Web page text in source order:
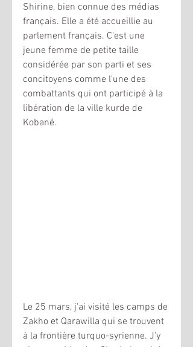
Shirine, bien connue des médias
français. Elle a été accueillie au
parlement français. C'est une
jeune femme de petite taille
considérée par son parti et ses
concitoyens comme l'une des
combattants qui ont participé à la
libération de la ville kurde de
Kobané.
Le 25 mars, j'ai visité les camps de
Zakho et Qarawilla qui se trouvent
à la frontière turquo-syrienne. J'y